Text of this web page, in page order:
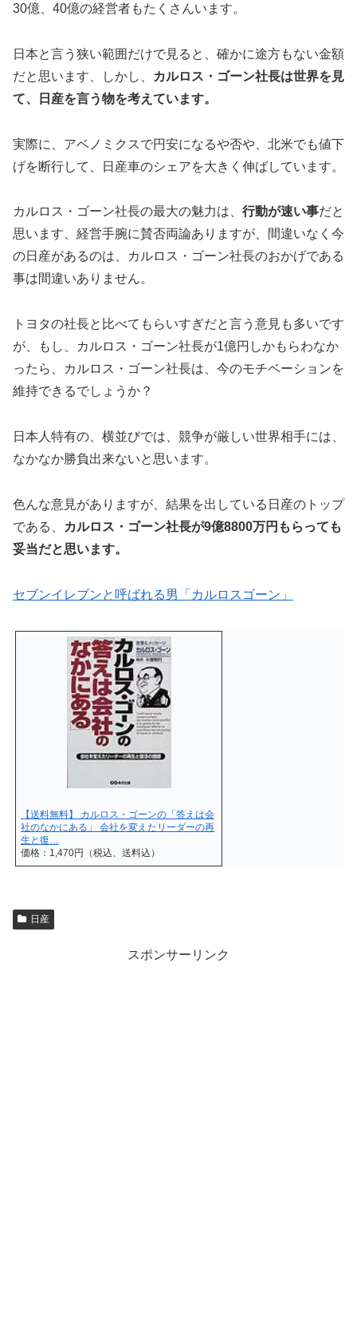
30億、40億の経営者もたくさんいます。
日本と言う狭い範囲だけで見ると、確かに途方もない金額
だと思います、しかし、
カルロス・ゴーン社長は世界を見
て、日産を言う物を考えています。
実際に、アベノミクスで円安になるや否や、北米でも値下
げを断行して、日産車のシェアを大きく伸ばしています。
カルロス・ゴーン社長の最大の魅力は、 行動が速い事だと
思います、経営手腕に賛否両論ありますが、間違いなく今
の日産があるのは、カルロス・ゴーン社長のおかげである
事は間違いありません。
トヨタの社長と比べてもらいすぎだと言う意見も多いです
が、もし、カルロス・ゴーン社長が1億円しかもらわなか
ったら、カルロス・ゴーン社長は、今のモチベーションを
維持できるでしょうか？
日本人特有の、横並びでは、競争が厳しい世界相手には、
なかなか勝負出来ないと思います。
色んな意見がありますが、結果を出している日産のトップ
である、
カルロス・ゴーン社長が9億8800万円もらっても
妥当だと思います。
セブンイレブンと呼ばれる男「カルロスゴーン」
【送料無料】 カルロス・ゴーンの「答えは会
社のなかにある」 会社を変えたリーダーの再
生と復…
価格：1,470円（税込、送料込）
日産
スポンサーリンク